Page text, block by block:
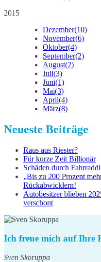
2015
Dezember(10)
November(6)
Oktober(4)
September(2)
August(2)
Juli(3)
Juni(1)
Mai(3)
April(4)
März(8)
Neueste Beiträge
Raus aus Riester?
Für kurze Zeit Billionär
Schäden durch
„Bis zu 200 Prozent
Rückabwicklern!
Autobesitzer blieben
verschont
Ich freue mich auf Ihre
Sven Skoruppa